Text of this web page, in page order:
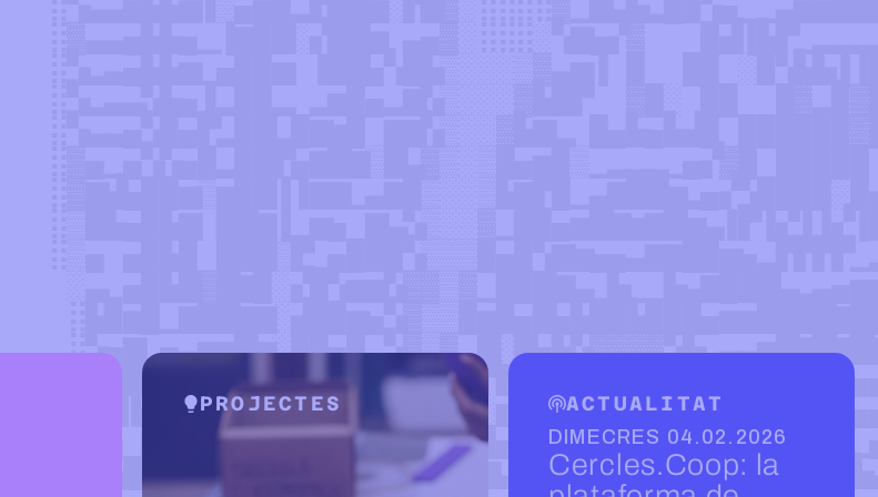
PROJECTES ACTUALITAT
DIMECRES 04.02.2026
Cercles.Coop: la